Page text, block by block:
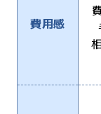
費用感